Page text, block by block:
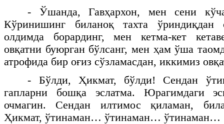
- Ўшанда, Гавҳархон, мен сени
Кўринишинг биланоқ тахта
олдимда борардинг, мен кетма-кет
овқатни буюрган бўлсанг, мен ҳам ўша
атрофида бир оғиз сўзламасдан, иккимиз
- Бўлди, Ҳикмат, бўлди! Сендан
гапларни бошқа эслатма. Юрагимдаги
очмагин. Сендан илтимос қиламан,
Ҳикмат, ўтинаман… ўтинаман… ўтинаман…